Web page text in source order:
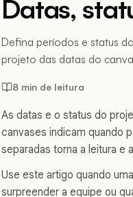
Datas,
Defina períodos e status
projeto das datas do
8 min de leitura
As datas e o status do
canvases indicam quando
separadas torna a leitura e
Use este artigo quando
surpreender a equipe ou